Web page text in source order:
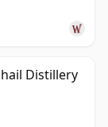
Distillery